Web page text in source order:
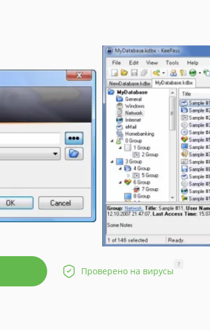
Проверено на вирусы
?